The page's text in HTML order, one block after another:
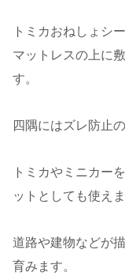
トミカおねしょシ
マットレスの上に
す。
四隅にはズレ防止
トミカやミニカー
ットとしても使えま
道路や建物などが
育みます。